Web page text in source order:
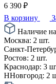
6 390 ₽
В корзину
Наличие
Москва: 2 шт.
Санкт-
Ростов: 2 шт.
Краснодар: 3
ННовгород: 2